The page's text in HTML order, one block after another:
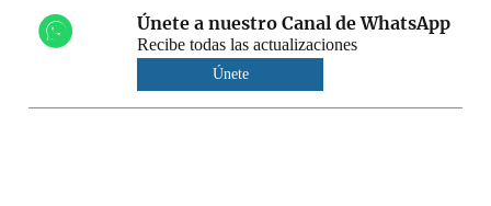
Únete a nuestro Canal de WhatsApp
Recibe todas las actualizaciones
Únete